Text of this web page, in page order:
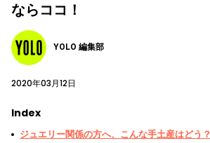
ならココ！
YOLO 編集部
2020年03月12日
Index
ジュエリー関係の方へ、こんな手土産はどう？